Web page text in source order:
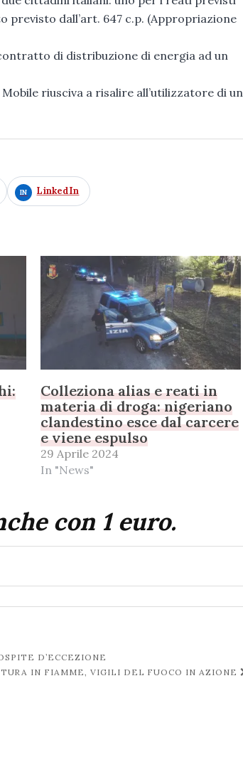
previsto dall’art. 647 c.p. (Appropriazione
di distribuzione di energia ad un
riusciva a risalire all’utilizzatore di un
LinkedIn
Colleziona alias e reati in
materia di droga: nigeriano
clandestino esce dal carcere
e viene espulso
29 Aprile 2024
In "News"
con 1 euro.
D’ECCEZIONE
IN FIAMME, VIGILI DEL FUOCO IN AZIONE